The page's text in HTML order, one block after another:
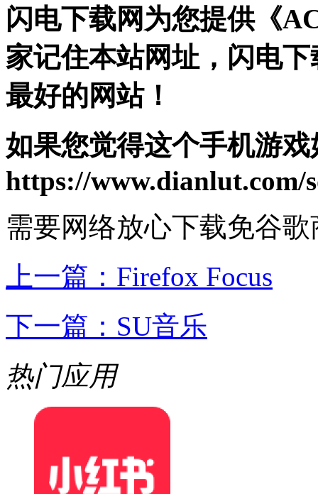
闪电下载网为您提供《
家记住本站网址，闪电
最好的网站！
如果您觉得这个手机游
https://www.dianlut.com/
需要网络放心下载免谷歌
上一篇： Firefox Focus
下一篇： SU音乐
热门应用